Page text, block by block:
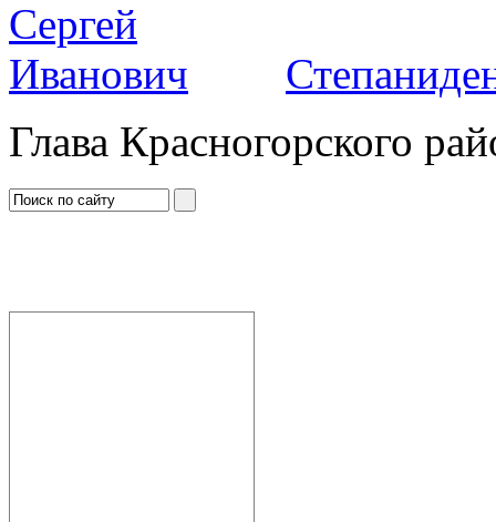
Глава Красногорского